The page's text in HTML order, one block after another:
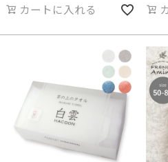
カートに入れる